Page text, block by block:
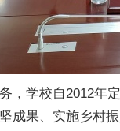
，学校自2012年
成果、实施乡村